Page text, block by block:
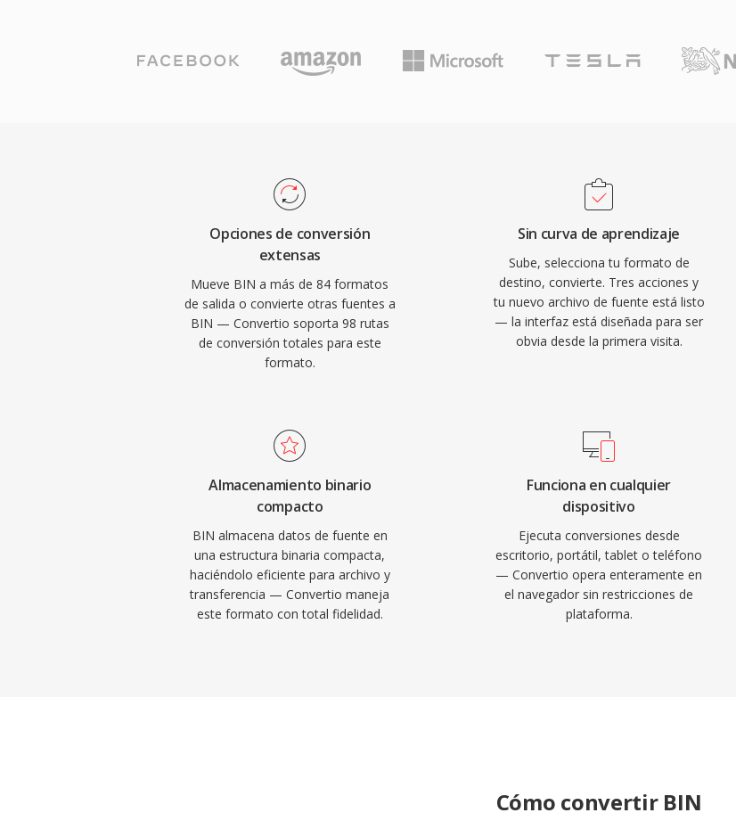
Opciones de conversión
extensas
Mueve BIN a más de 84 formatos
de salida o convierte otras fuentes a
BIN — Convertio soporta 98 rutas
de conversión totales para este
formato.
Sin curva de aprendizaje
Sube, selecciona tu formato de
destino, convierte. Tres acciones y
tu nuevo archivo de fuente está listo
— la interfaz está diseñada para ser
obvia desde la primera visita.
Almacenamiento binario
compacto
BIN almacena datos de fuente en
una estructura binaria compacta,
haciéndolo eficiente para archivo y
transferencia — Convertio maneja
este formato con total fidelidad.
Funciona en cualquier
dispositivo
Ejecuta conversiones desde
escritorio, portátil, tablet o teléfono
— Convertio opera enteramente en
el navegador sin restricciones de
plataforma.
Cómo convertir BIN